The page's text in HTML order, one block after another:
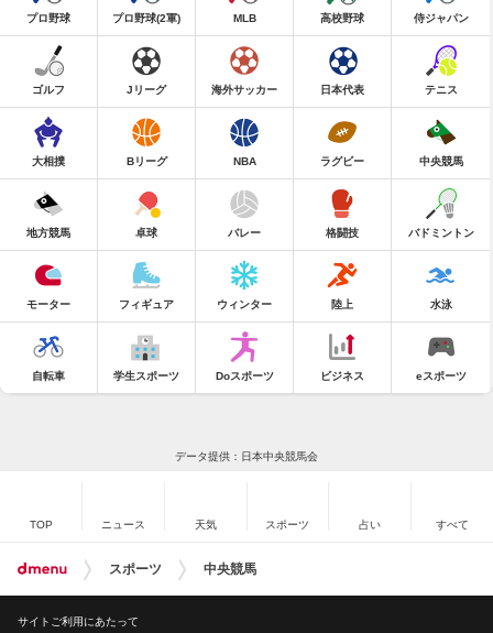
プロ野球 プロ野球(2軍) MLB 高校野球 侍ジャパン
ゴルフ Jリーグ 海外サッカー 日本代表 テニス
大相撲 Bリーグ NBA ラグビー 中央競馬
地方競馬 卓球 バレー 格闘技 バドミントン
モーター フィギュア ウィンター 陸上 水泳
自転車 学生スポーツ Doスポーツ ビジネス eスポーツ
データ提供：日本中央競馬会
TOP ニュース 天気 スポーツ 占い すべて
スポーツ 中央競馬
サイトご利用にあたって